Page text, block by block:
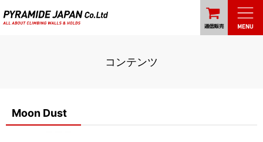
コンテンツ
Moon Dust